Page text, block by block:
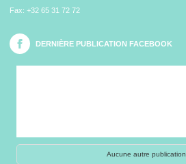
Fax: +32 65 31 72 72
DERNIÈRE PUBLICATION FACEBOOK
Aucune autre publication